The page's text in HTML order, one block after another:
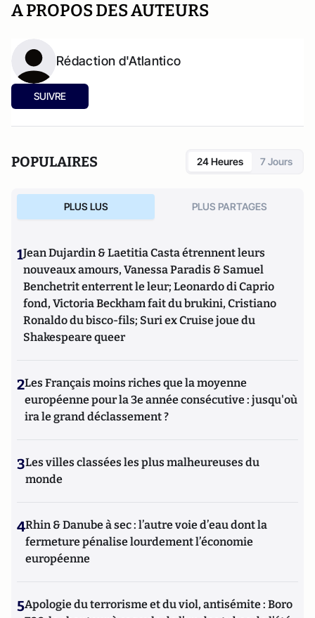
A PROPOS DES AUTEURS
Rédaction d'Atlantico
SUIVRE
POPULAIRES 24 Heures 7 Jours
PLUS LUS PLUS PARTAGES
1Jean Dujardin & Laetitia Casta étrennent leurs
nouveaux amours, Vanessa Paradis & Samuel
Benchetrit enterrent le leur; Leonardo di Caprio
fond, Victoria Beckham fait du brukini, Cristiano
Ronaldo du bisco-fils; Suri ex Cruise joue du
Shakespeare queer
2Les Français moins riches que la moyenne
européenne pour la 3e année consécutive : jusqu'où
ira le grand déclassement ?
3Les villes classées les plus malheureuses du
monde
4Rhin & Danube à sec : l’autre voie d’eau dont la
fermeture pénalise lourdement l’économie
européenne
5Apologie du terrorisme et du viol, antisémite : Boro